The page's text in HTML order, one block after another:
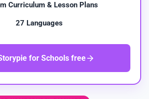
Curriculum & Lesson Plans
27 Languages
for Schools free